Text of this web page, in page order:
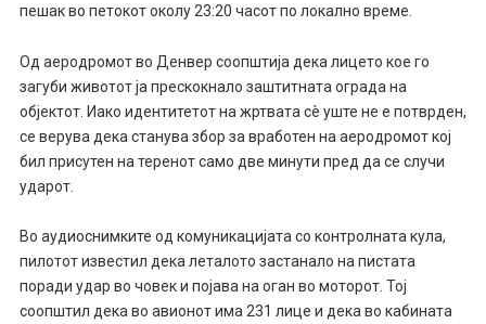
пешак во петокот околу 23:20 часот по локално време.
Од аеродромот во Денвер соопштија дека лицето кое го
загуби животот ја прескокнало заштитната ограда на
објектот. Иако идентитетот на жртвата сè уште не е потврден,
се верува дека станува збор за вработен на аеродромот кој
бил присутен на теренот само две минути пред да се случи
ударот.
Во аудиоснимките од комуникацијата со контролната кула,
пилотот известил дека леталото застанало на пистата
поради удар во човек и појава на оган во моторот. Тој
соопштил дека во авионот има 231 лице и дека во кабината